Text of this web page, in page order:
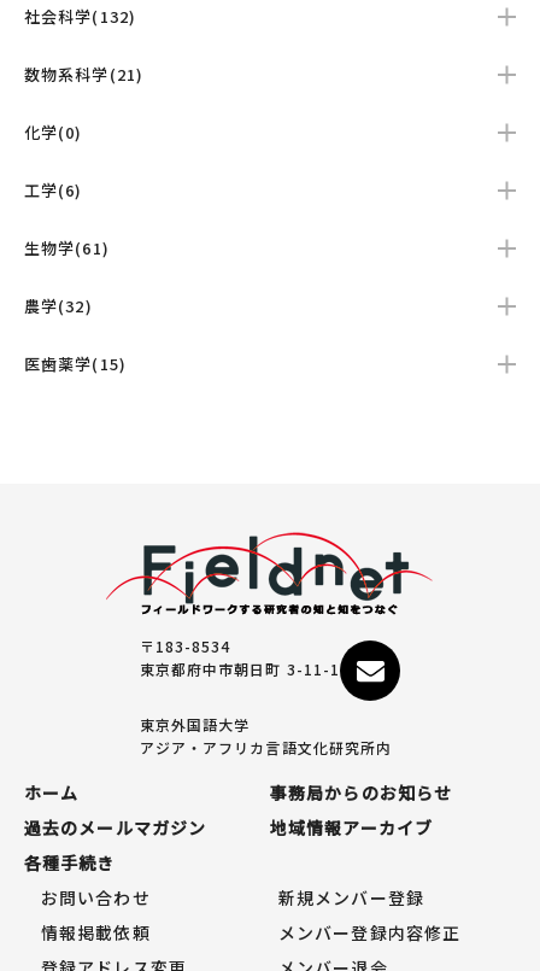
社会科学(132)
数物系科学(21)
化学(0)
工学(6)
生物学(61)
農学(32)
医歯薬学(15)
〒183-8534
東京都府中市朝日町 3-11-1
東京外国語大学
アジア・アフリカ言語文化研究所内
ホーム
事務局からのお知らせ
過去のメールマガジン
地域情報アーカイブ
各種手続き
お問い合わせ
新規メンバー登録
情報掲載依頼
メンバー登録内容修正